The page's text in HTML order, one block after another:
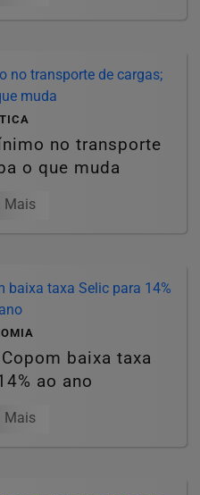
no transporte
o que muda
Mais
baixa taxa
ao ano
Mais